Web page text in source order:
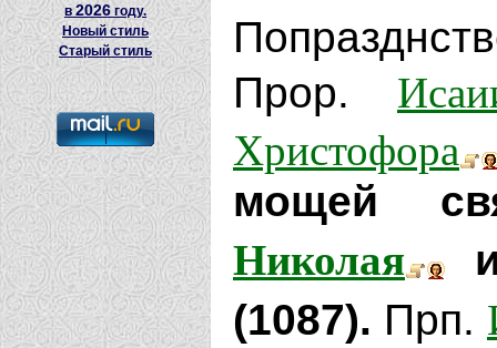
в2026 году.
Новый стиль
Старый стиль
Прор.
Христофора
мощей
Николая
(1087). Прп.